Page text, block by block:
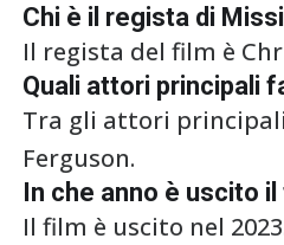
Chi è il regista di
Il regista del film è
Quali attori principali
Tra gli attori principali
Ferguson.
In che anno è uscito
Il film è uscito nel